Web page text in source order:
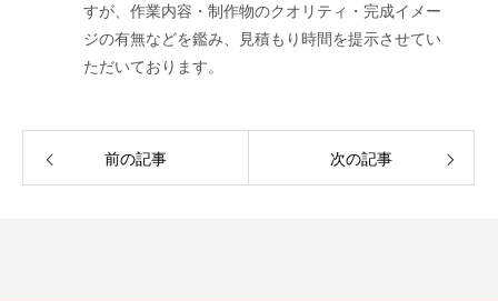
すが、作業内容・制作物のクオリティ・完成イメー
ジの有無などを鑑み、見積もり時間を提示させてい
ただいております。
前の記事 次の記事